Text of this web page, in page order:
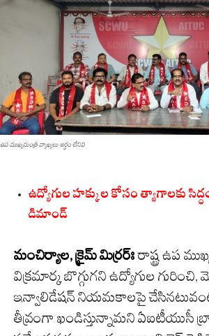
ఉప ముఖ్యమంత్రి వ్యాఖ్యలు అర్థం లేనివి
ఉద్యోగుల హక్కుల కోసం త్యాగాలకు
డిమాండ్‌
మంచిర్యాల‌, క్రైమ్ మిర్ర‌ర్ఃరాష్ట్ర ఉప
విక్రమార్క బొగ్గుగని ఉద్యోగుల
ఇన్వాలిడేషన్ నియ‌మకాలపై చేసినటువంటి
తీవ్రంగా ఖండిస్తున్నామని ఏఐటీయుసీ